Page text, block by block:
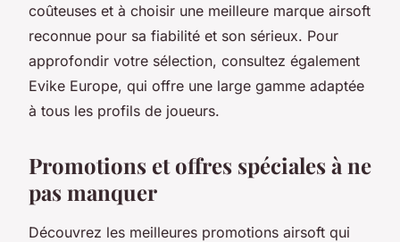
coûteuses et à choisir une meilleure marque airsoft
reconnue pour sa fiabilité et son sérieux. Pour
approfondir votre sélection, consultez également
Evike Europe, qui offre une large gamme adaptée
à tous les profils de joueurs.
Promotions et offres spéciales à ne
pas manquer
Découvrez les meilleures promotions airsoft qui